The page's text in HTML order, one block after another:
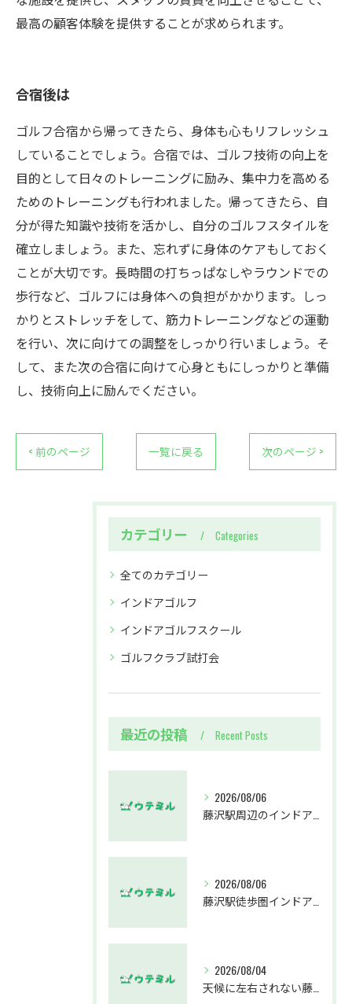
最高の顧客体験を提供することが求められます。
合宿後は
ゴルフ合宿から帰ってきたら、身体も心もリフレッシュ
していることでしょう。合宿では、ゴルフ技術の向上を
目的として日々のトレーニングに励み、集中力を高める
ためのトレーニングも行われました。帰ってきたら、自
分が得た知識や技術を活かし、自分のゴルフスタイルを
確立しましょう。また、忘れずに身体のケアもしておく
ことが大切です。長時間の打ちっぱなしやラウンドでの
歩行など、ゴルフには身体への負担がかかります。しっ
かりとストレッチをして、筋力トレーニングなどの運動
を行い、次に向けての調整をしっかり行いましょう。そ
して、また次の合宿に向けて心身ともにしっかりと準備
し、技術向上に励んでください。
< 前のページ 一覧に戻る 次のページ >
カテゴリー Categories
全てのカテゴリー
インドアゴルフ
インドアゴルフスクール
ゴルフクラブ試打会
最近の投稿 Recent Posts
2026/08/06
2026/08/06
2026/08/04